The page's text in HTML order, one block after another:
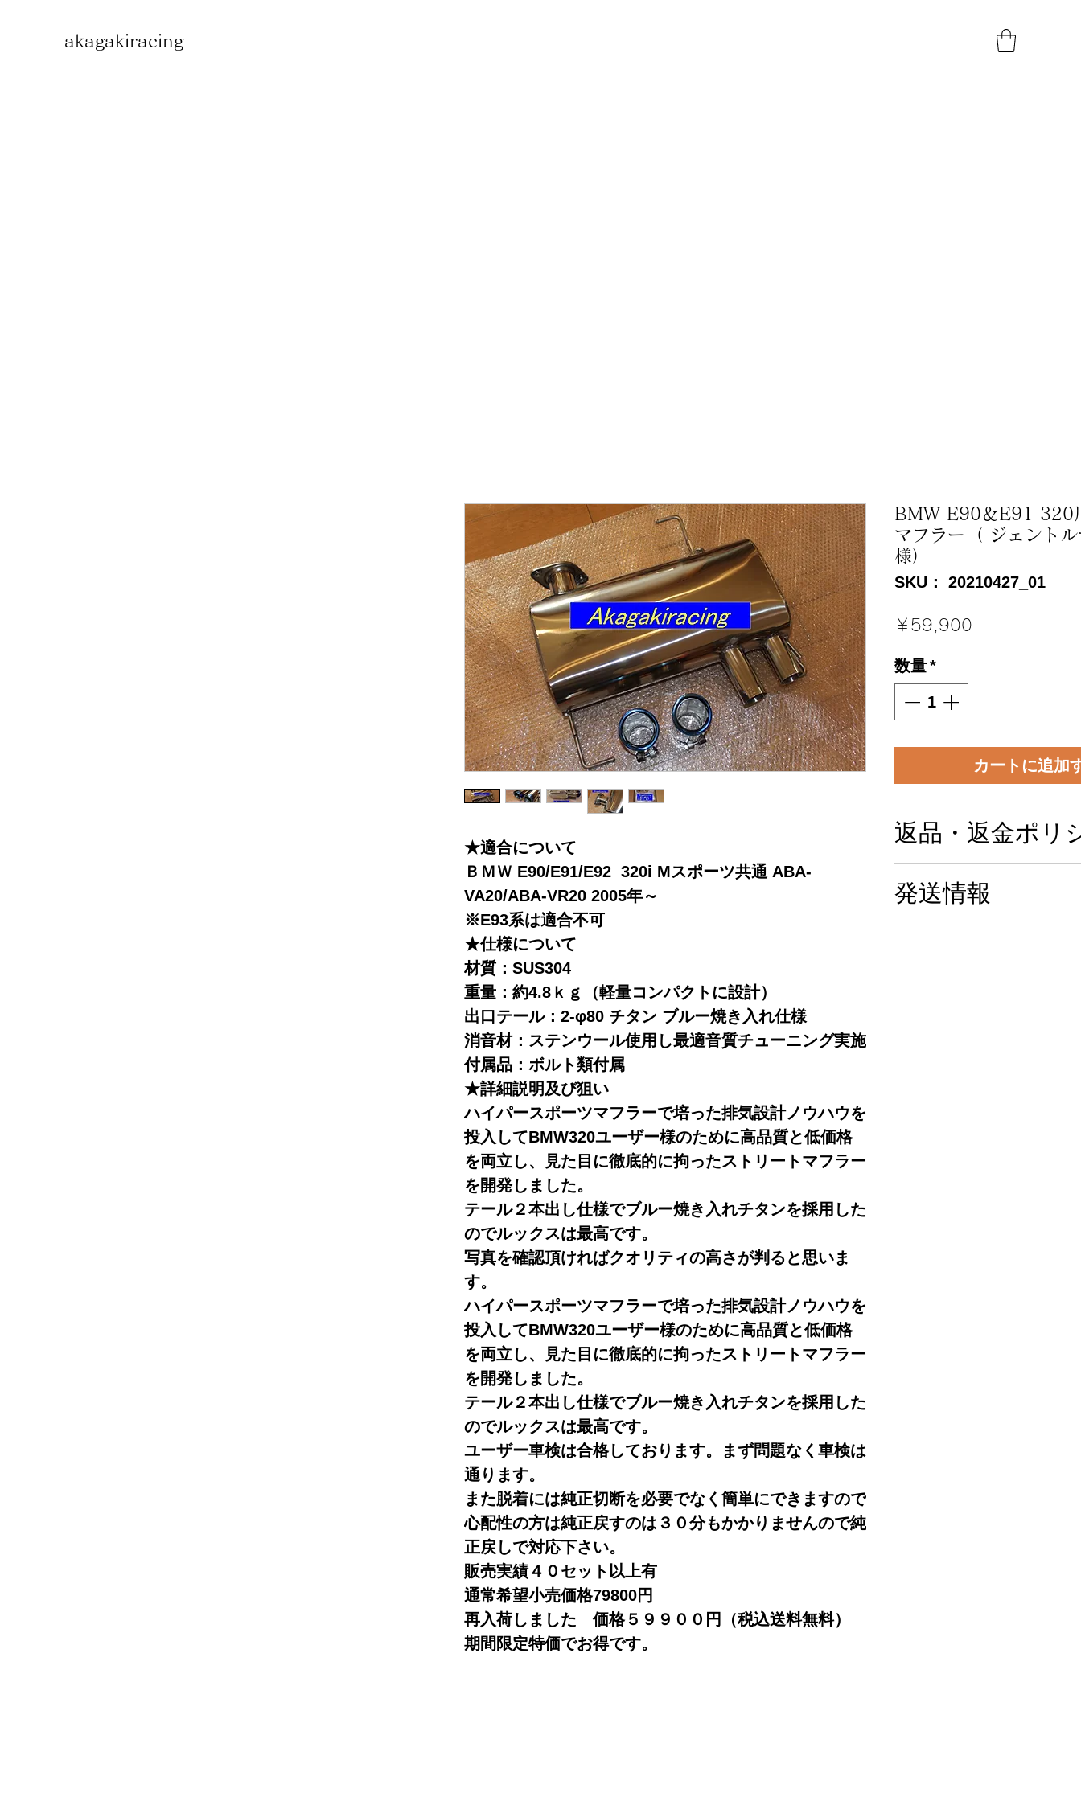
akagakiracing
★適合について
ＢＭＷ E90/E91/E92 320i Mスポーツ共通 ABA-
VA20/ABA-VR20 2005年～
※E93系は適合不可
★仕様について
材質：SUS304
重量：約4.8ｋｇ（軽量コンパクトに設計）
出口テール：2-φ80 チタン ブルー焼き入れ仕様
消音材：ステンウール使用し最適音質チューニング実施
付属品：ボルト類付属
★詳細説明及び狙い
ハイパースポーツマフラーで培った排気設計ノウハウを
投入してBMW320ユーザー様のために高品質と低価格
を両立し、見た目に徹底的に拘ったストリートマフラー
を開発しました。
テール２本出し仕様でブルー焼き入れチタンを採用した
のでルックスは最高です。
写真を確認頂ければクオリティの高さが判ると思いま
す。
ハイパースポーツマフラーで培った排気設計ノウハウを
投入してBMW320ユーザー様のために高品質と低価格
を両立し、見た目に徹底的に拘ったストリートマフラー
を開発しました。
テール２本出し仕様でブルー焼き入れチタンを採用した
のでルックスは最高です。
ユーザー車検は合格しております。まず問題なく車検は
通ります。
また脱着には純正切断を必要でなく簡単にできますので
心配性の方は純正戻すのは３０分もかかりませんので純
正戻しで対応下さい。
販売実績４０セット以上有
通常希望小売価格79800円
再入荷しました 価格５９９００円（税込送料無料）
期間限定特価でお得です。
BMW E90＆E91 320
マフラー（ ジェント
様）
SKU： 20210427_01
￥59,900
数量*
カートに追加
返品・返金ポリ
＆検査しておりますが万
発送情報